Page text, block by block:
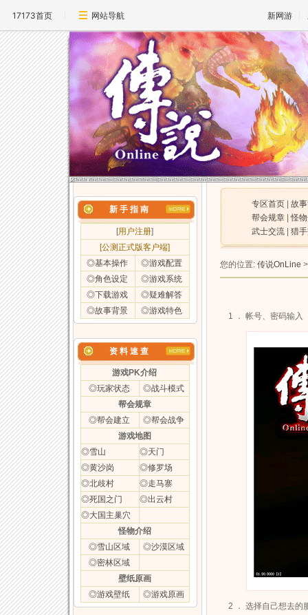
17173首页 网站导航 新网游
新 手 指 南
[用户注册]
[公测正式版客户端]
◎基本操作
◎游戏配置
◎角色设定
◎游戏系统
◎下载游戏
◎疑难解答
◎故事背景
◎游戏特色
资 料 速 查
游戏PK介绍
◎玩家状态
◎战斗模式
帮会规章
◎帮会建立
◎帮会战争
游戏地图
◎雪山
◎天门
◎黄沙岗
◎修罗场
◎北歧村
◎走马寨
◎死国之门
◎出云村
◎大国主巢穴
怪物介绍
◎雪山区域
◎沙漠区域
◎密林区域
壁纸原画
◎游戏壁纸
◎游戏原画
专区首页 |故
帮会规章 |怪
武士交流 |猎
您的位置: 传说OnLine
1 ． 帐号、密码
2 ． 选择自己想去的